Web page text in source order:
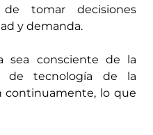
tomar decisiones
y demanda.
sea consciente de la
de tecnología de la
continuamente, lo que